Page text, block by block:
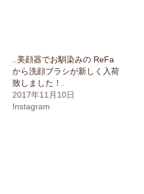
..美顔器でお馴染みの ReFa
から洗顔ブラシが新しく入荷
致しました！.
2017年11月10日
Instagram